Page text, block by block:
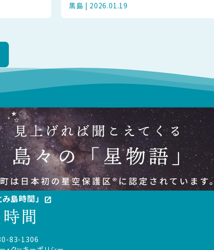
リート造で建設され、漁業の近代化を支える拠
点として、人や物資の往来
黒島 | 2026.01.19
島時間」 open_in_new
83-1306